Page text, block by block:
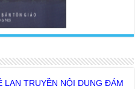
LAN TRUYỀN NỘI DUNG ĐÁM